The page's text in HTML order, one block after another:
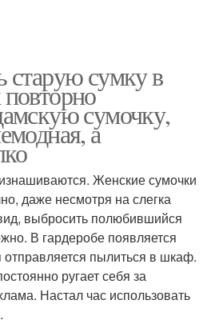
старую сумку в
сумочку,
а
Женские сумочки
даже несмотря на слегка
выбросить полюбившийся
В гардеробе появляется
отправляется пылиться в шкаф.
ругает себя за
Настал час использовать